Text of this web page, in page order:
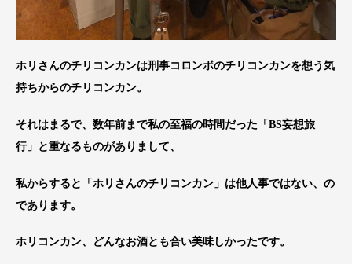
ホリさんのチリコンカンは刑事コロンボのチリコンカンを想う気
持ちからのチリコンカン。
それはまるで、数年前まで私の至福の時間だった「BS妄想旅
行」と重なるものがありまして、
私からすると「ホリさんのチリコンカン」は他人事ではない、の
であります。
ホリコンカン、どんなお酒とも合い美味しかったです。